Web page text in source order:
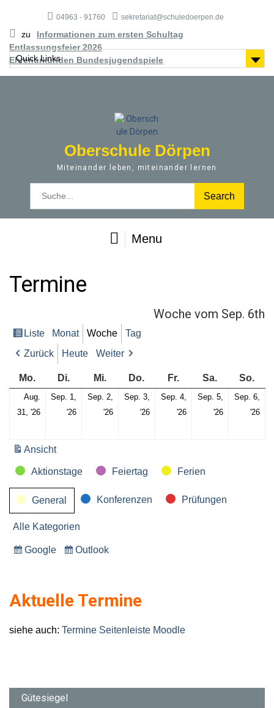
04963 - 91760 sekretariat@schuledoerpen.de
zu
Informationen zum ersten Schultag
Entlassungsfeier 2026
Ehrenurkunden Bundesjugendspiele
Quick Links
Oberschule Dörpen
Miteinander leben, miteinander lernen
o
r
Menu
Termine
Woche vom Sep. 6th
Ansicht
als
Liste Monat Woche
Tag
Zurück
Heute Weiter
Mo. Montag
Di. Dienstag
Mi. Mittwoch
Do. Donnerstag
Fr. FreitagSa. Samstag
So.
Aug.
31, '26Mo.,
Sep. 1,
'26Di.,
Sep. 2,
'26Mi.,
Sep. 3,
'26Do.,
Sep. 4,
'26Fr.,
Sep. 5,
'26Sa.,
Sep. 6,
'26
Ansicht
KategorienAktionstage Feiertag Ferien
General Konferenzen Prüfungen
Alle Kategorien
Eintragen
Google
Eintragen
Outlook
Aktuelle Termine
siehe auch: Termine Seitenleiste Moodle
Gütesiegel